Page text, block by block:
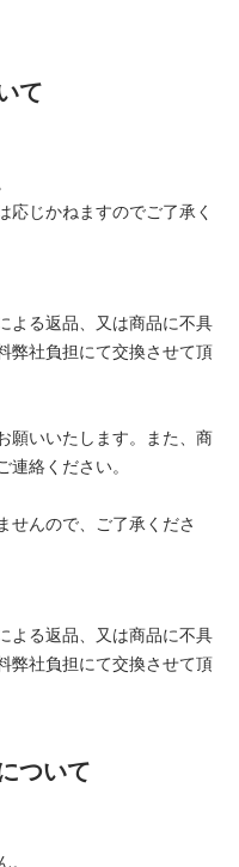
て
応じかねますのでご了承く
よる返品、又は商品に不具
弊社負担にて交換させて頂
願いいたします。また、商
絡ください。
せんので、ご了承くださ
よる返品、又は商品に不具
弊社負担にて交換させて頂
ついて
。